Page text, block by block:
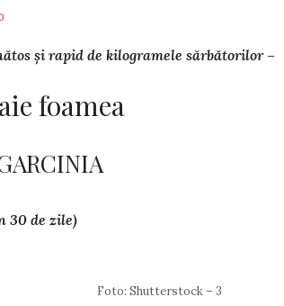
și rapid de kilogramele sărbătorilor –
foamea
30 de zile)
Foto: Shutterstock – 3